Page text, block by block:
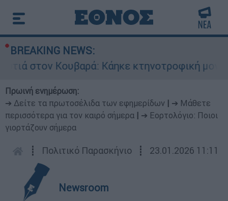
BREAKING NEWS:
στον Κουβαρά: Κάηκε κτηνοτροφική μονάδα -
Πρωινή ενημέρωση:
➔ Δείτε τα πρωτοσέλιδα των εφημερίδων
➔ Μάθετε
περισσότερα για τον καιρό σήμερα
➔ Εορτολόγιο: Ποιοι
γιορτάζουν σήμερα
┋ Πολιτικό Παρασκήνιο ┋ 23.01.2026 11:11
Newsroom